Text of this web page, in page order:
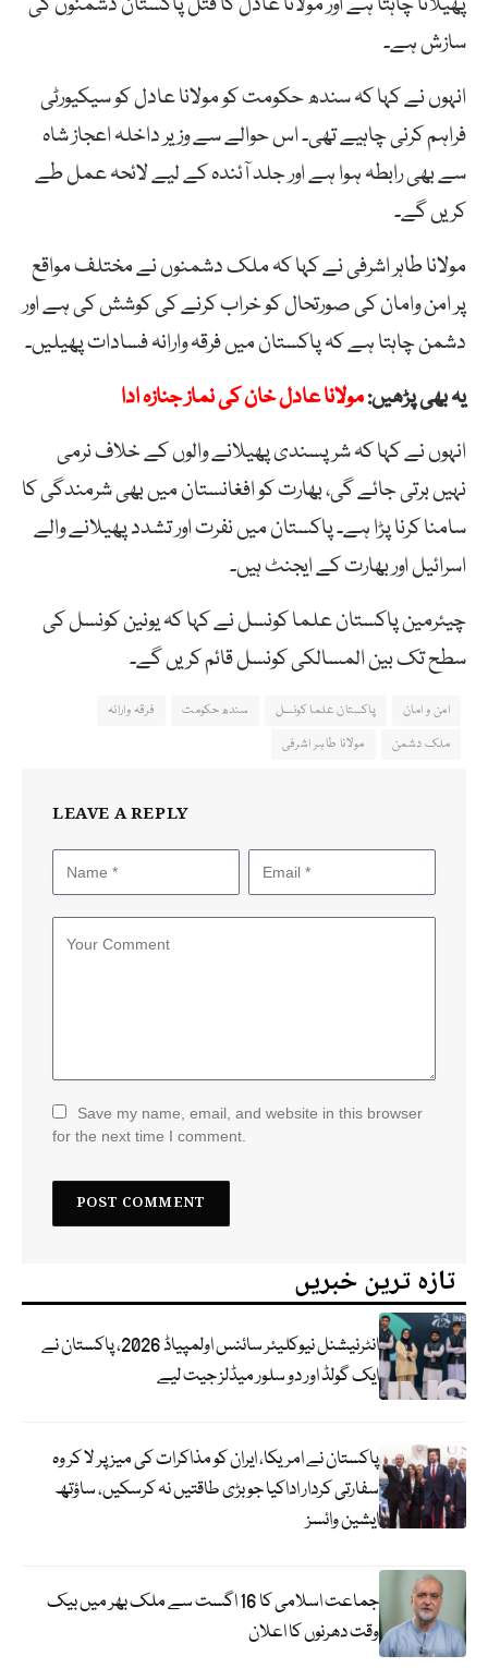
سازش ہے۔
انہوں نے کہا کہ سندھ حکومت کو مولانا عادل کو سیکیورٹی
فراہم کرنی چاہیے تھی۔ اس حوالے سے وزیر داخلہ اعجاز شاہ
سے بھی رابطہ ہوا ہے اور جلد آئندہ کے لیے لائحہ عمل طے
کریں گے۔
مولانا طاہر اشرفی نے کہا کہ ملک دشمنوں نے مختلف مواقع
پر امن وامان کی صورتحال کو خراب کرنے کی کوشش کی ہے اور
دشمن چاہتا ہے کہ پاکستان میں فرقہ وارانہ فسادات پھیلیں۔
یہ بھی پڑھیں:مولانا عادل خان کی نماز جنازہ ادا
انہوں نے کہا کہ شرپسندی پھیلانے والوں کے خلاف نرمی
نہیں برتی جائے گی، بھارت کو افغانستان میں بھی شرمندگی کا
سامنا کرنا پڑا ہے۔ پاکستان میں نفرت اور تشدد پھیلانے والے
اسرائیل اور بھارت کے ایجنٹ ہیں۔
چیئرمین پاکستان علما کونسل نے کہا کہ یونین کونسل کی
سطح تک بین المسالکی کونسل قائم کریں گے۔
امن و امان پاکستان علما کونسل سندھ حکومت
فرقہ وارانہ
ملک دشمن
مولانا طاہر اشرفی
LEAVE A REPLY
Save my name, email, and website in this browser
for the next time I comment.
تازہ ترین خبریں
انٹرنیشنل نیوکلیئر سائنس اولمپیاڈ 2026، پاکستان نے
ایک گولڈ اور دو سلور میڈلز جیت لیے
پاکستان نے امریکا، ایران کو مذاکرات کی میز پر لا کر وہ
سفارتی کردار اداکیا جو بڑی طاقتیں نہ کرسکیں، ساؤتھ
ایشین وائسز
جماعت اسلامی کا 16 اگست سے ملک بھر میں بیک
وقت دھرنوں کا اعلان